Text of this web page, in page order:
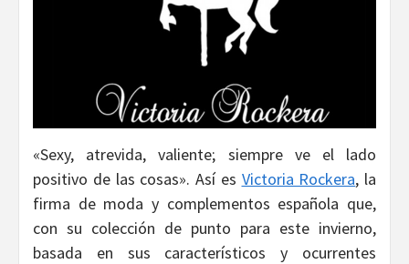
«Sexy, atrevida, valiente; siempre ve el lado
positivo de las cosas». Así es Victoria Rockera, la
firma de moda y complementos española que,
con su colección de punto para este invierno,
basada en sus característicos y ocurrentes